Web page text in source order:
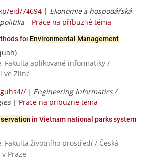
eid/74694 | Ekonomie a hospodářská
| Práce na příbuzné téma
for Environmental Management
Fakulta aplikované informatiky /
ve Zlíně
| Engineering Informatics /
| Práce na příbuzné téma
in Vietnam national parks system
Fakulta životního prostředí / Česká
Praze